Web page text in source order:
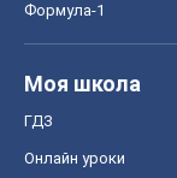
Формула-1
Моя школа
ГДЗ
Онлайн уроки